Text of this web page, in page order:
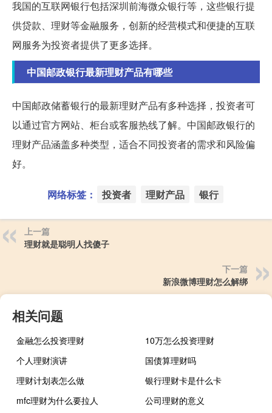
我国的互联网银行包括深圳前海微众银行等，这些银行提
供贷款、理财等金融服务，创新的经营模式和便捷的互联
网服务为投资者提供了更多选择。
中国邮政银行最新理财产品有哪些
中国邮政储蓄银行的最新理财产品有多种选择，投资者可
以通过官方网站、柜台或客服热线了解。中国邮政银行的
理财产品涵盖多种类型，适合不同投资者的需求和风险偏
好。
网络标签： 投资者 理财产品 银行
上一篇
理财就是聪明人找傻子
下一篇
新浪微博理财怎么解绑
相关问题
金融怎么投资理财
10万怎么投资理财
个人理财演讲
国债算理财吗
理财计划表怎么做
银行理财卡是什么卡
mfc理财为什么要拉人
公司理财的意义